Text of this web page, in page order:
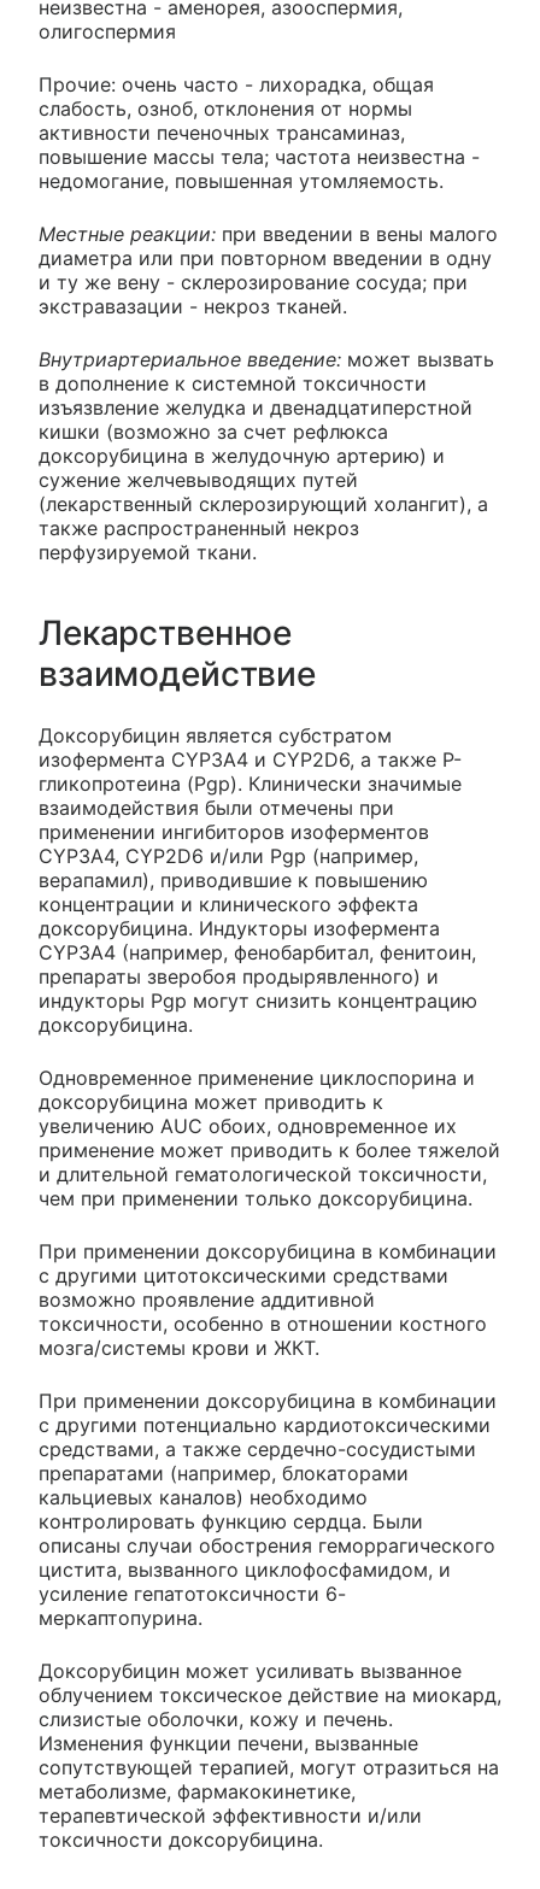
неизвестна - аменорея, азооспермия,
олигоспермия
Прочие: очень часто - лихорадка, общая
слабость, озноб, отклонения от нормы
активности печеночных трансаминаз,
повышение массы тела; частота неизвестна -
недомогание, повышенная утомляемость.
Местные реакции: при введении в вены малого
диаметра или при повторном введении в одну
и ту же вену - склерозирование сосуда; при
экстравазации - некроз тканей.
Внутриартериальное введение: может вызвать
в дополнение к системной токсичности
изъязвление желудка и двенадцатиперстной
кишки (возможно за счет рефлюкса
доксорубицина в желудочную артерию) и
сужение желчевыводящих путей
(лекарственный склерозирующий холангит), а
также распространенный некроз
перфузируемой ткани.
Лекарственное
взаимодействие
Доксорубицин является субстратом
изофермента CYP3A4 и CYP2D6, а также Р-
гликопротеина (Pgp). Клинически значимые
взаимодействия были отмечены при
применении ингибиторов изоферментов
CYP3A4, CYP2D6 и/или Pgp (например,
верапамил), приводившие к повышению
концентрации и клинического эффекта
доксорубицина. Индукторы изофермента
CYP3A4 (например, фенобарбитал, фенитоин,
препараты зверобоя продырявленного) и
индукторы Pgp могут снизить концентрацию
доксорубицина.
Одновременное применение циклоспорина и
доксорубицина может приводить к
увеличению AUC обоих, одновременное их
применение может приводить к более тяжелой
и длительной гематологической токсичности,
чем при применении только доксорубицина.
При применении доксорубицина в комбинации
с другими цитотоксическими средствами
возможно проявление аддитивной
токсичности, особенно в отношении костного
мозга/системы крови и ЖКТ.
При применении доксорубицина в комбинации
с другими потенциально кардиотоксическими
средствами, а также сердечно-сосудистыми
препаратами (например, блокаторами
кальциевых каналов) необходимо
контролировать функцию сердца. Были
описаны случаи обострения геморрагического
цистита, вызванного циклофосфамидом, и
усиление гепатотоксичности 6-
меркаптопурина.
Доксорубицин может усиливать вызванное
облучением токсическое действие на миокард,
слизистые оболочки, кожу и печень.
Изменения функции печени, вызванные
сопутствующей терапией, могут отразиться на
метаболизме, фармакокинетике,
терапевтической эффективности и/или
токсичности доксорубицина.